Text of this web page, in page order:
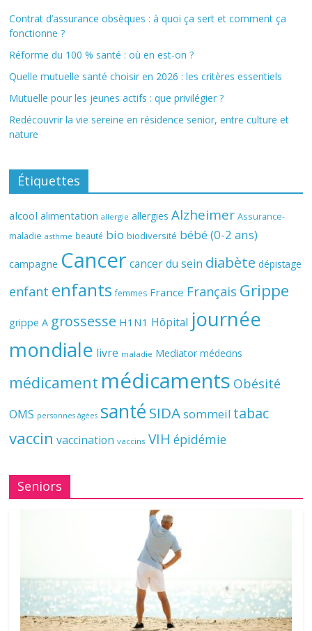
Contrat d’assurance obsèques : à quoi ça sert et comment ça
fonctionne ?
Réforme du 100 % santé : où en est-on ?
Quelle mutuelle santé choisir en 2026 : les critères essentiels
Mutuelle pour les jeunes actifs : que privilégier ?
Redécouvrir la vie sereine en résidence senior, entre culture et
nature
Étiquettes
alcool alimentation allergie allergies Alzheimer Assurance-
maladie asthme beauté bio biodiversité bébé (0-2 ans)
campagne Cancer cancer du sein diabète dépistage
enfant enfants femmes France Français Grippe
grippe A grossesse H1N1 Hôpital journée
mondiale livre maladie Mediator médecins
médicament médicaments Obésité
OMS personnes âgées santé SIDAsommeil tabac
vaccin vaccination vaccins VIH épidémie
Seniors